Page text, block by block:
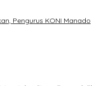
Pengurus KONI Manado